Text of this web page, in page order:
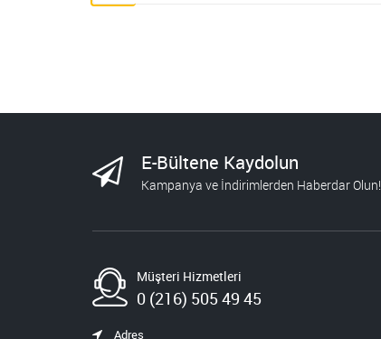
E-Bültene Kaydolun
Kampanya ve İndirimlerden Haberdar Olun!
Müşteri Hizmetleri
0 (216) 505 49 45
Adres